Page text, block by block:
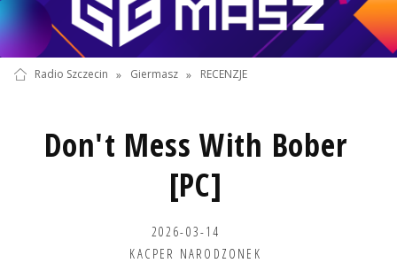
Radio Szczecin » Giermasz » RECENZJE
Don't Mess With Bober
[PC]
2026-03-14
KACPER NARODZONEK